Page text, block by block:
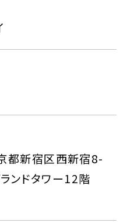
新宿区西新宿8-
ンドタワー12階